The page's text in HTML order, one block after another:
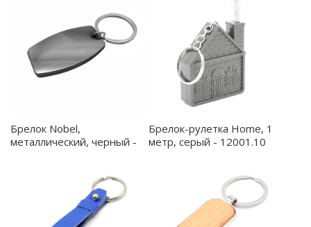
Брелок Nobel,
металлический, черный -
Брелок-рулетка Home, 1
метр, серый - 12001.10